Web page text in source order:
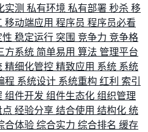
实测 私有环境 私有部署 秒杀 移
移动端应用 程序员 程序员必看
性 稳定运行 突围 竞争力 竞争格
方系统 简单易用 算法 管理平台
精细化管控 精致应用 系统 系统
程 系统设计 系统重构 红利 索引
组件开发 组件生态化 组织管理
点 经验分享 结合使用 结构化 统
合体验 综合实力 综合排名 缓存